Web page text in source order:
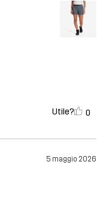
Utile? 0
5 maggio 2026